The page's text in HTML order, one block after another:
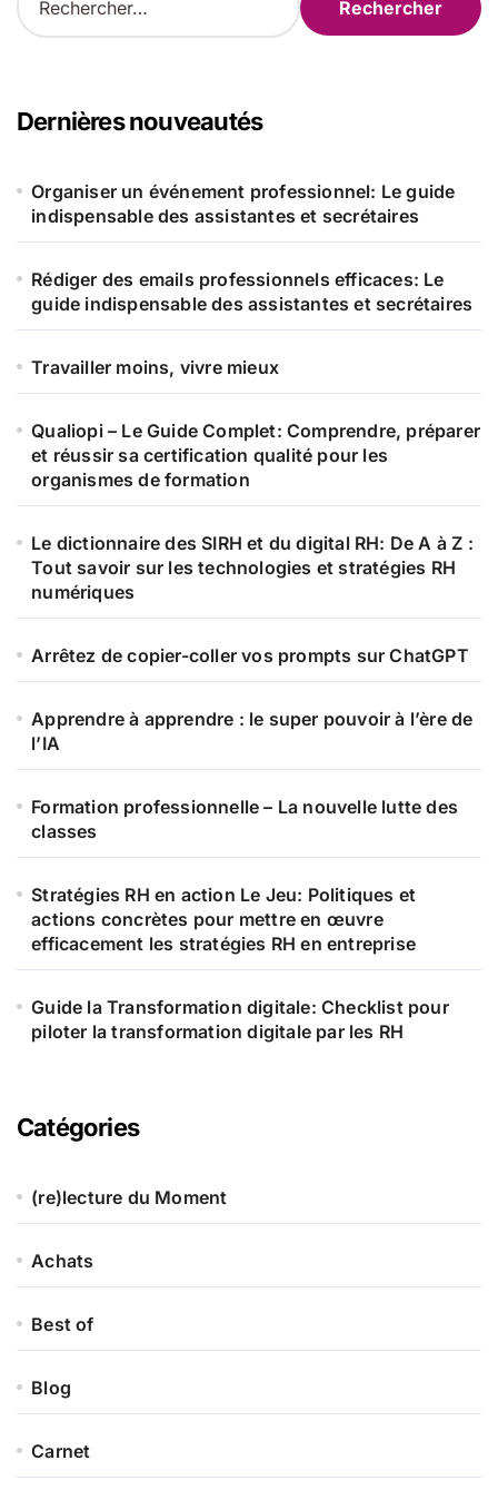
e
r
c
e
Dernières nouveautés
Organiser un événement professionnel: Le guide
indispensable des assistantes et secrétaires
Rédiger des emails professionnels efficaces: Le
guide indispensable des assistantes et secrétaires
Travailler moins, vivre mieux
Qualiopi – Le Guide Complet: Comprendre, préparer
et réussir sa certification qualité pour les
organismes de formation
Le dictionnaire des SIRH et du digital RH: De A à Z :
Tout savoir sur les technologies et stratégies RH
numériques
Arrêtez de copier-coller vos prompts sur ChatGPT
Apprendre à apprendre : le super pouvoir à l’ère de
l’IA
Formation professionnelle – La nouvelle lutte des
classes
Stratégies RH en action Le Jeu: Politiques et
actions concrètes pour mettre en œuvre
efficacement les stratégies RH en entreprise
Guide la Transformation digitale: Checklist pour
piloter la transformation digitale par les RH
Catégories
(re)lecture du Moment
Achats
Best of
Blog
Carnet